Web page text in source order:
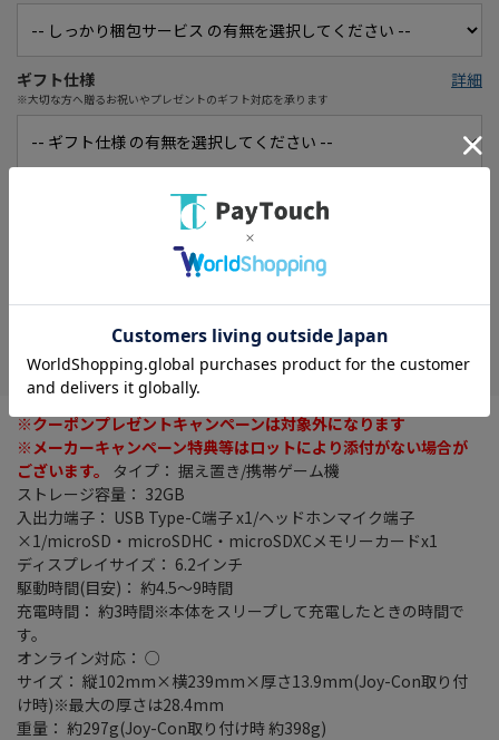
ギフト仕様
※大切な方へ贈るお祝いやプレゼントのギフト対応を承ります
詳細
グリーティングカード
※大切な方へ想いを伝えるメッセージカード
在庫がありません
※クーポンプレゼントキャンペーンは対象外になります
※メーカーキャンペーン特典等はロットにより添付がない場合が
ございます。
タイプ： 据え置き/携帯ゲーム機
ストレージ容量： 32GB
入出力端子： USB Type-C端子 x1/ヘッドホンマイク端子
×1/microSD・microSDHC・microSDXCメモリーカードx1
ディスプレイサイズ： 6.2インチ
駆動時間(目安)： 約4.5～9時間
充電時間： 約3時間※本体をスリープして充電したときの時間で
す。
オンライン対応： ○
サイズ： 縦102mm×横239mm×厚さ13.9mm(Joy-Con取り付
け時)※最大の厚さは28.4mm
重量： 約297g(Joy-Con取り付け時 約398g)